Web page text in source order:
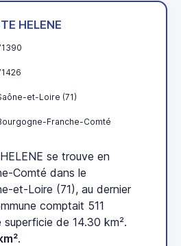
HELENE
et-Loire (71)
Franche-Comté
se trouve en
Comté dans le
et-Loire (71), au dernier
comptait 511
de 14.30 km².
.